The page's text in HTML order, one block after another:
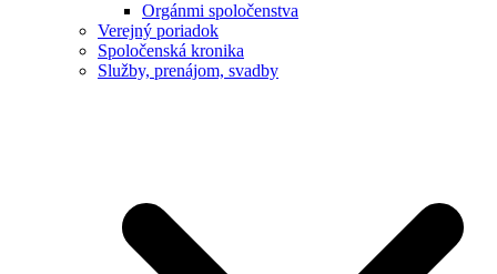
Orgánmi spoločenstva
Verejný poriadok
Spoločenská kronika
Služby, prenájom, svadby